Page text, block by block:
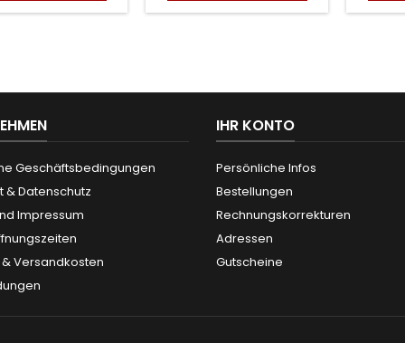
Geschäftsbedingungen
& Datenschutz
Impressum
Versandkosten
IHR KONTO
Persönliche Infos
Bestellungen
Rechnungskorrekturen
Adressen
Gutscheine